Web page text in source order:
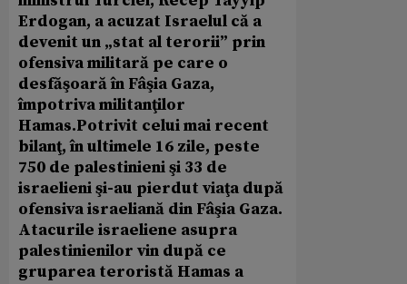
Erdogan, a acuzat Israelul că a
devenit un „stat al terorii” prin
ofensiva militară pe care o
desfăşoară în Fâşia Gaza,
împotriva militanţilor
Hamas.Potrivit celui mai recent
bilanţ, în ultimele 16 zile, peste
750 de palestinieni şi 33 de
israelieni şi-au pierdut viaţa după
ofensiva israeliană din Fâşia Gaza.
Atacurile israeliene asupra
palestinienilor vin după ce
gruparea teroristă Hamas a